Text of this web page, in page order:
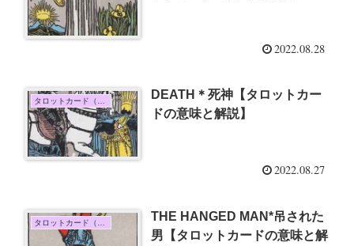
2022.08.28
DEATH＊死神【タロットカー
ドの意味と解説】
2022.08.27
THE HANGED MAN*吊された
男【タロットカードの意味と解